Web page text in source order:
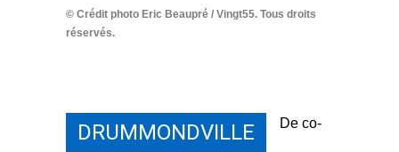
© Crédit photo Eric Beaupré / Vingt55. Tous droits
réservés.
DRUMMONDVILLE De co-